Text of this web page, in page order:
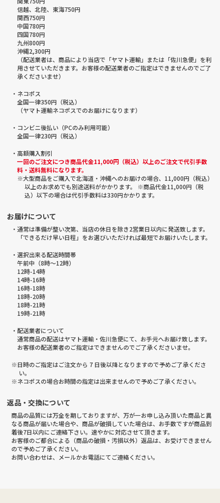
信越、北陸、東海750円
関西750円
中国780円
四国780円
九州800円
沖縄2,300円
（配送業者は、商品により当店で「ヤマト運輸」または「佐川急便」を利
用させていただきます。お客様の配送業者のご指定はできませんのでご了
承くださいませ）
・ネコポス
全国一律350円（税込）
（ヤマト運輸ネコポスでのお届けになります）
・コンビニ後払い（PCのみ利用可能）
全国一律230円（税込）
・高額購入割引
一回のご注文につき商品代金11,000円（税込）以上のご注文で代引手数
料・送料無料になります。
※大型商品をご購入で北海道・沖縄へのお届けの場合、11,000円（税込）
以上のお求めでも別途送料がかかります。 ※商品代金11,000円（税
込）以下の場合は代引手数料は330円かかります。
お届けについて
・通常は準備が整い次第、当店の休日を除き2営業日以内に発送致します。
「できるだけ早い日程」をお選びいただければ最短でお届けいたします。
・選択出来る配送時間帯
午前中（8時～12時）
12時-14時
14時-16時
16時-18時
18時-20時
18時-21時
19時-21時
・配送業者について
通常商品の配送はヤマト運輸・佐川急便にて、お手元へお届け致します。
お客様の配送業者のご指定はできませんのでご了承くださいませ。
※日時のご指定はご注文から 7 日後以降となりますので予めご了承くださ
い。
※ネコポスの場合お時間の指定は出来ませんので予めご了承ください。
返品・交換について
商品の品質には万全を期しておりますが、万が一お申し込み頂いた商品と異
なる商品が届いた場合や、商品が破損していた場合は、お手数ですが商品到
着後7日以内にご連絡下さい。速やかに対応させて頂きます。
お客様のご都合による（商品の破損・汚損以外）返品は、お受けできません
ので予めご了承ください。
お問い合わせは、メールかお電話にてご連絡ください。